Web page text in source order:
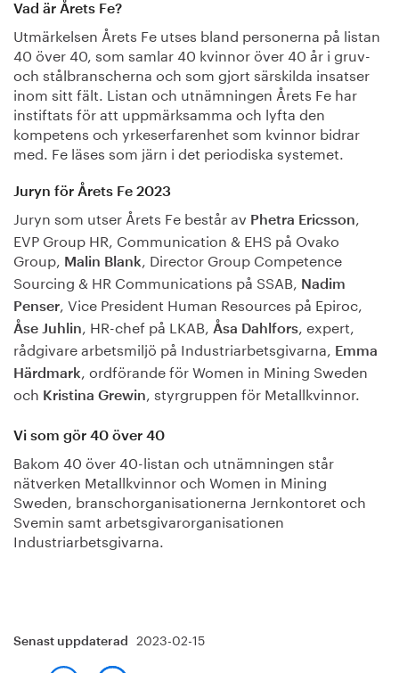
Vad är Årets Fe?
Utmärkelsen Årets Fe utses bland personerna på listan
40 över 40, som samlar 40 kvinnor över 40 år i gruv-
och stålbranscherna och som gjort särskilda insatser
inom sitt fält. Listan och utnämningen Årets Fe har
instiftats för att uppmärksamma och lyfta den
kompetens och yrkeserfarenhet som kvinnor bidrar
med. Fe läses som järn i det periodiska systemet.
Juryn för Årets Fe 2023
Juryn som utser Årets Fe består av Phetra Ericsson,
EVP Group HR, Communication & EHS på Ovako
Group, Malin Blank, Director Group Competence
Sourcing & HR Communications på SSAB, Nadim
Penser, Vice President Human Resources på Epiroc,
Åse Juhlin, HR-chef på LKAB, Åsa Dahlfors, expert,
rådgivare arbetsmiljö på Industriarbetsgivarna, Emma
Härdmark, ordförande för Women in Mining Sweden
och Kristina Grewin, styrgruppen för Metallkvinnor.
Vi som gör 40 över 40
Bakom 40 över 40-listan och utnämningen står
nätverken Metallkvinnor och Women in Mining
Sweden, branschorganisationerna Jernkontoret och
Svemin samt arbetsgivarorganisationen
Industriarbetsgivarna.
Senast uppdaterad 2023-02-15